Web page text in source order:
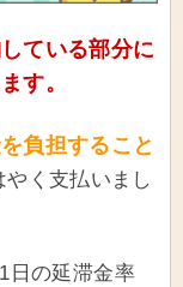
ている部分に
す。
負担すること
く支払いまし
日の延滞金率